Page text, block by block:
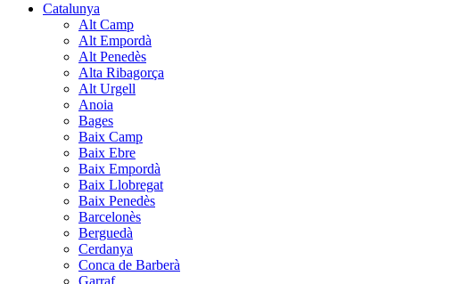
Catalunya
Alt Camp
Alt Empordà
Alt Penedès
Alta Ribagorça
Alt Urgell
Anoia
Bages
Baix Camp
Baix Ebre
Baix Empordà
Baix Llobregat
Baix Penedès
Barcelonès
Berguedà
Cerdanya
Conca de Barberà
Garraf